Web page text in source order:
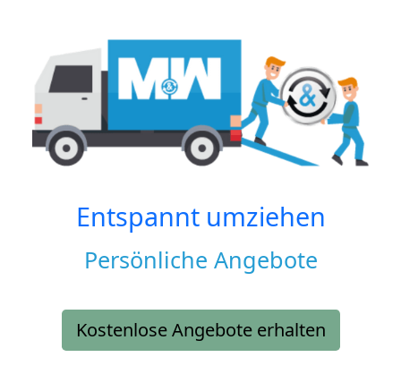
Entspannt umziehen
Persönliche Angebote
Kostenlose Angebote erhalten